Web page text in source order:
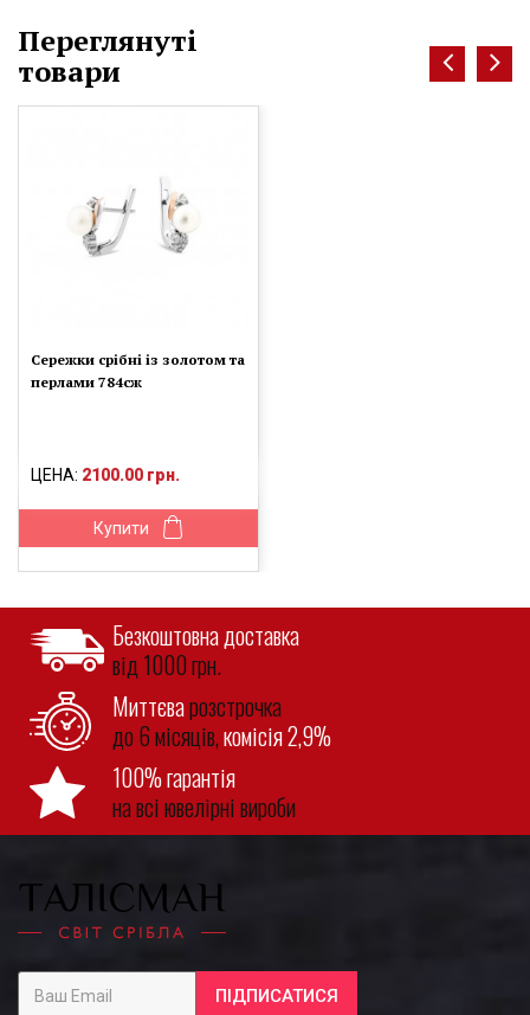
Переглянуті
товари
Сережки срібні із золотом та
перлами 784сж
ЦЕНА: 2100.00 грн.
Купити
Безкоштовна доставка
від 1000 грн.
Миттєварозстрочка
до 6 місяців,комісія 2,9%
100% гарантія
на всі ювелірні вироби
ПІДПИСАТИСЯ